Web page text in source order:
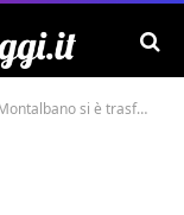
si è trasformata in Disneyland per il piccolo Ivan